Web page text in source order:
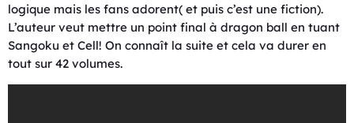
logique mais les fans adorent( et puis c’est une fiction).
L’auteur veut mettre un point final à dragon ball en tuant
Sangoku et Cell! On connaît la suite et cela va durer en
tout sur 42 volumes.